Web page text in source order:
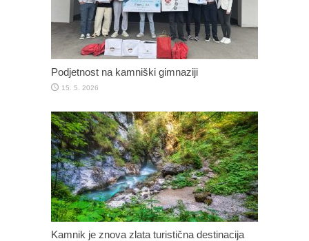
Podjetnost na kamniški gimnaziji
15. 5. 2026
Kamnik je znova zlata turistična destinacija